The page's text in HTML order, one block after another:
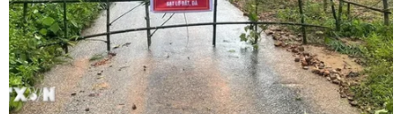
Giảm theo thế giới, giá vàng SJC lùi về
mốc 67 triệu đồng mỗi lượng
11/04/2023 02:36
Với mức điều chỉnh cao nhất là 50.000 đồng mỗi lượng